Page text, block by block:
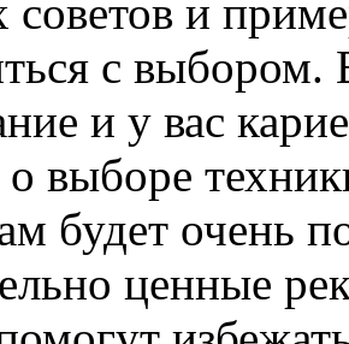
советов и
с выбором.
и у вас
о выборе
будет очень
ценные